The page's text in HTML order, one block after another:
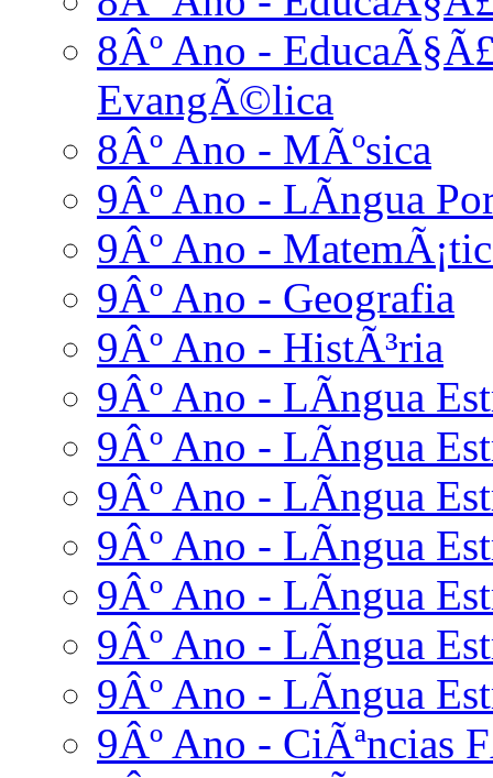
8Âº Ano -
EvangÃ©lica
8Âº Ano - MÃºsica
9Âº Ano - LÃ­ngua
9Âº Ano -
9Âº Ano - Geografia
9Âº Ano - HistÃ³ria
9Âº Ano - LÃ­ngua
9Âº Ano - LÃ­ngua
9Âº Ano - LÃ­ngua
9Âº Ano - LÃ­ngua
9Âº Ano - LÃ­ngua
9Âº Ano - LÃ­ngua
9Âº Ano - LÃ­ngua
9Âº Ano - CiÃªncias